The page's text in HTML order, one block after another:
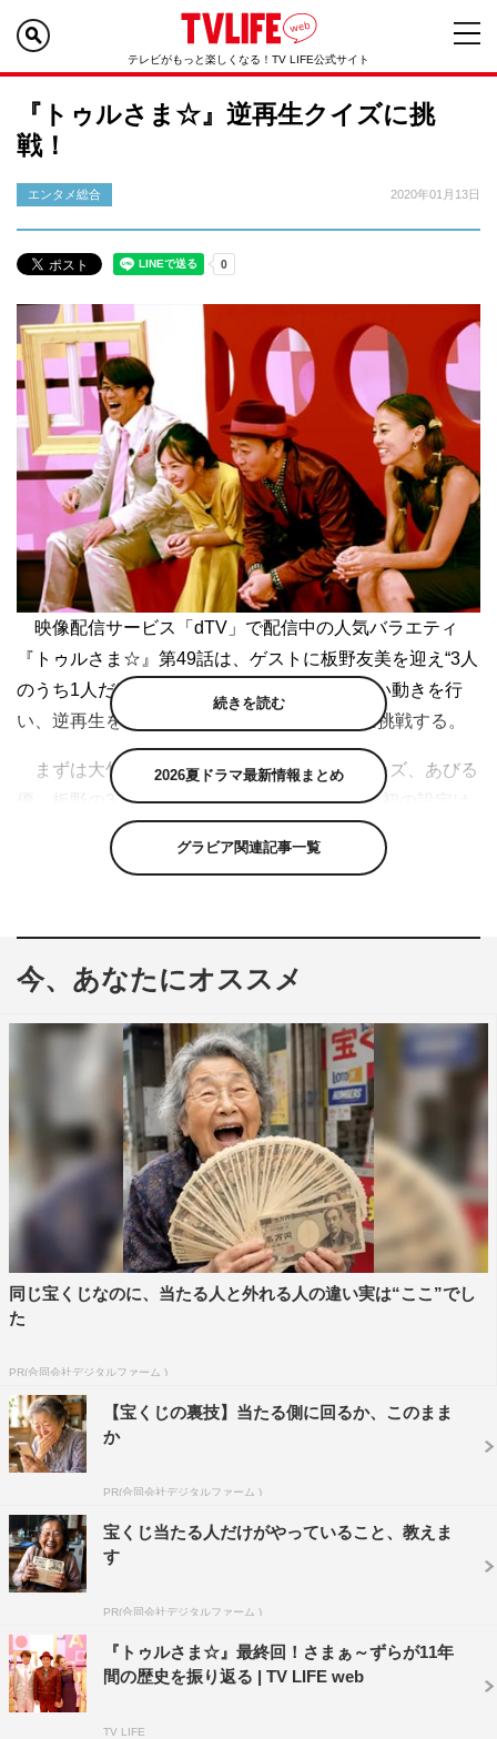
テレビがもっと楽しくなる！TV LIFE公式サイト
『トゥルさま☆』逆再生クイズに挑
戦！
エンタメ総合 2020年01月13日
映像配信サービス「dTV」で配信中の人気バラエティ
『トゥルさま☆』第49話は、ゲストに板野友美を迎え“3人
のうち1人だけ逆再生で他の2人は逆再生っぽい動きを行
い、逆再生をしている人物を当てるゲーム”に挑戦する。
まずは大竹一樹が解答者になり、三村マサカズ、あびる
優、板野の3人が逆再生クイズの出題者に。最初の設定は
「歩いて椅子に座る」。逆再生の動きをする人は椅子に座
った状態からスタートし、その後立って後ろ歩きで画面か
1人目のあびるはスムーズに画面にフェードインして余
を見せ、大竹は「うまいね！」と称賛。
2人目の三村はぎこちない動きでフェードインしたあ
と、ゆっくりと椅子に座る。その様子を見た大竹は「ちょ
っと三村さん、顔が死んでる。おじいさんが出て来たみた
いな」とつぶやき、スタジオから笑いが起こった。
3人目の板野は、自分の動画を見て「結構よくできて
た」と自画自賛。しかし大竹はVTRの始まりが一番難しい
のではないかと読み、椅子に座った時の表情に注目。
表情になったのを見逃さず、「最初は気が抜けているから
無の表情なんだな」と逆の動きをしている人物をあびると
予想する。
ろ歩きをする三村。この予想外の答えに大竹は「マジ
で!?」と驚きを隠せない。
続いては板野が解答者となり、他の3人が逆再生の出題
者に。設定は「階段を下りる」。3人の動きを見た板野は
「手すりを持つ動きって難しいんじゃないかな？」と手の
動きに注目すると、ある人物の手の動きに違和感が…。果
たして逆の動きをしているのは誰なのか？結果は本編をチ
続きを読む
2026夏ドラマ最新情報まとめ
グラビア関連記事一覧
今、あなたにオススメ
同じ宝くじなのに、当たる人と外れる人の違い実は“ここ”でし
た
PR(合同会社デジタルファーム )
【宝くじの裏技】当たる側に回るか、このまま
か
PR(合同会社デジタルファーム )
宝くじ当たる人だけがやっていること、教えま
す
PR(合同会社デジタルファーム )
『トゥルさま☆』最終回！さまぁ～ずらが11年
間の歴史を振り返る | TV LIFE web
TV LIFE